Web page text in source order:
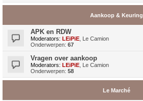
Aankoop & Keuring
APK en RDW
Moderators: LEiPiE Le Camion
Onderwerpen: 67
Vragen over aankoop
Moderators: LEiPiE Le Camion
Onderwerpen: 58
Le Marché